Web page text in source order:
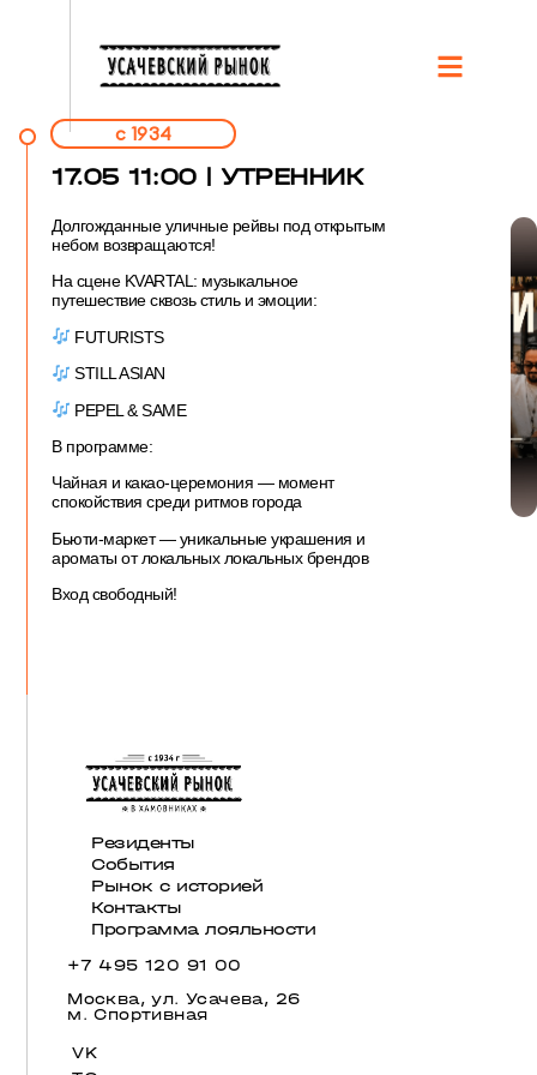
c 1934
17.05 11:00 | УТРЕННИК
Долгожданные уличные рейвы под открытым
небом возвращаются!
На сцене KVARTAL: музыкальное
путешествие сквозь стиль и эмоции:
FUTURISTS
STILL ASIAN
PEPEL & SAME
В программе:
Чайная и какао-церемония — момент
спокойствия среди ритмов города
Бьюти-маркет— уникальные украшения и
ароматы от локальных локальных брендов
Вход свободный!
Резиденты
События
Рынок с историей
Контакты
Программа лояльности
+7 495 120 91 00
Москва, ул. Усачева, 26
м. Спортивная
VK